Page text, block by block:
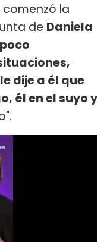
comenzó la
de Daniela
dije a él que
él en el suyo y